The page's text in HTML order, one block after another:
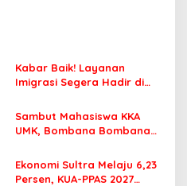
Kabar Baik! Layanan
Imigrasi Segera Hadir di
Perlu Lagi ke Kendari
Sambut Mahasiswa KKA
UMK, Bombana Bombana
Sasaran
Ekonomi Sultra Melaju 6,23
Persen, KUA-PPAS 2027